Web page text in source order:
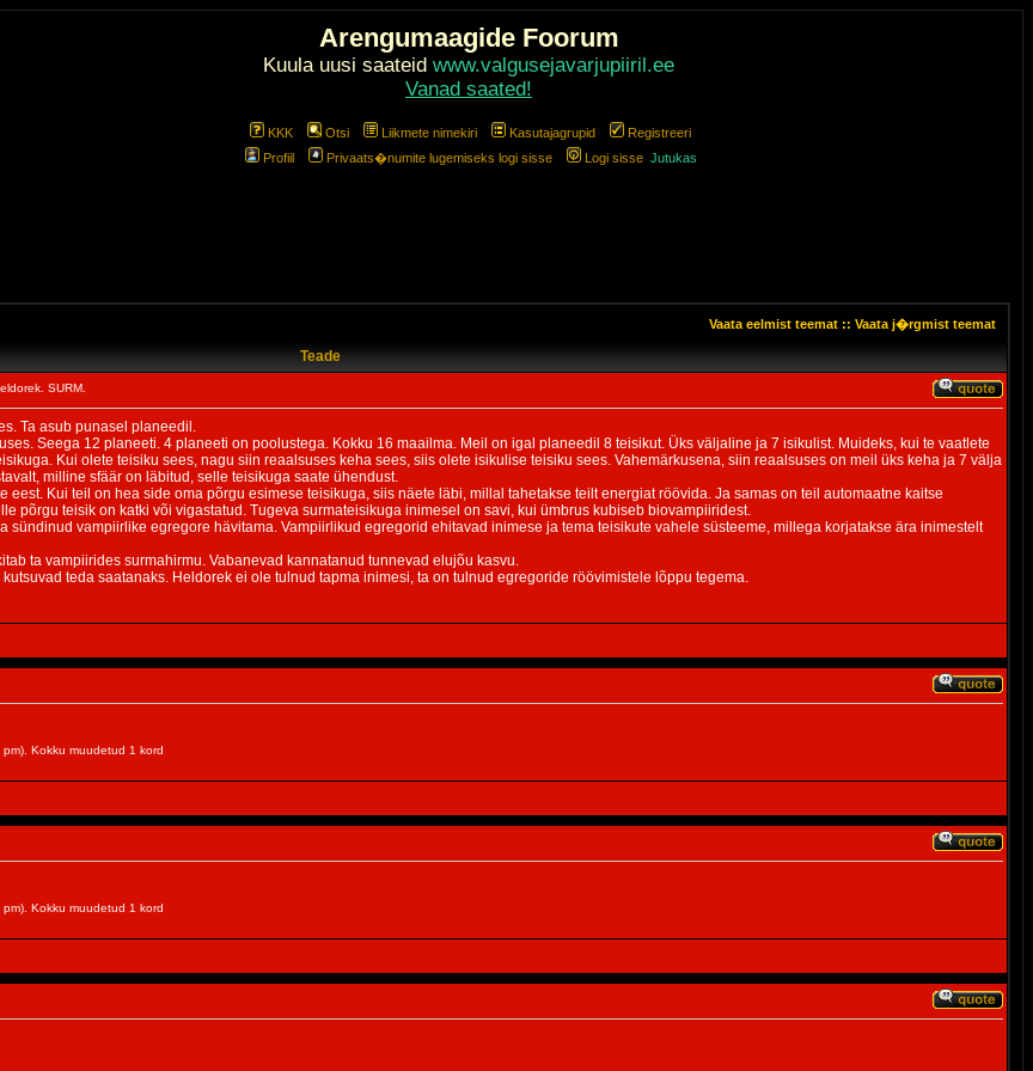
Arengumaagide Foorum
Kuula uusi saateid www.valgusejavarjupiiril.ee
Vanad saated!
KKK Otsi Liikmete nimekiri Kasutajagrupid
Registreeri
Profiil
Privaats�numite lugemiseks logi sisse Logi sisse Jutukas
Vaata eelmist teemat :: Vaata j�rgmist teemat
Teade
SURM.
Ta asub punasel planeedil.
Seega 12 planeeti. 4 planeeti on poolustega. Kokku 16 maailma. Meil on igal planeedil 8 teisikut. Üks väljaline ja 7 isikulist. Muideks, kui te vaatlete
Kui olete teisiku sees, nagu siin reaalsuses keha sees, siis olete isikulise teisiku sees. Vahemärkusena, siin reaalsuses on meil üks keha ja 7 välja
milline sfäär on läbitud, selle teisikuga saate ühendust.
eest. Kui teil on hea side oma põrgu esimese teisikuga, siis näete läbi, millal tahetakse teilt energiat röövida. Ja samas on teil automaatne kaitse
põrgu teisik on katki või vigastatud. Tugeva surmateisikuga inimesel on savi, kui ümbrus kubiseb biovampiiridest.
sündinud vampiirlike egregore hävitama. Vampiirlikud egregorid ehitavad inimese ja tema teisikute vahele süsteeme, millega korjatakse ära inimestelt
ta vampiirides surmahirmu. Vabanevad kannatanud tunnevad elujõu kasvu.
teda saatanaks. Heldorek ei ole tulnud tapma inimesi, ta on tulnud egregoride röövimistele lõppu tegema.
Kokku muudetud 1 kord
Kokku muudetud 1 kord